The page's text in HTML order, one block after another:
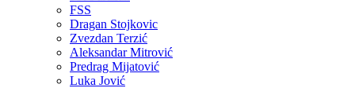
FSS
Dragan Stojkovic
Zvezdan Terzić
Aleksandar Mitrović
Predrag Mijatović
Luka Jović